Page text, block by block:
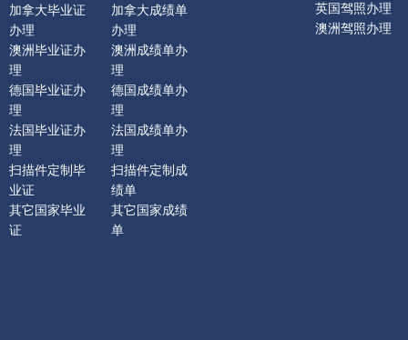
加拿大毕业证
办理
澳洲毕业证办
理
德国毕业证办
理
法国毕业证办
理
扫描件定制毕
业证
其它国家毕业
证
加拿大成绩单
办理
澳洲成绩单办
理
德国成绩单办
理
法国成绩单办
理
扫描件定制成
绩单
其它国家成绩
单
英国驾照办理
澳洲驾照办理